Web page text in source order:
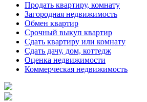
Продать квартиру, комнату
Загородная недвижимость
Обмен квартир
Срочный выкуп квартир
Сдать квартиру или комнату
Сдать дачу, дом, коттедж
Оценка недвижимости
Коммерческая недвижимость